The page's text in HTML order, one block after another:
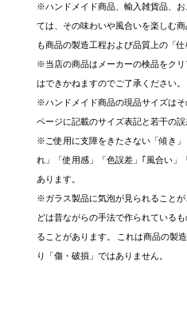
※ハンドメイド商品、輸入雑貨品、
ては、その味わいや風合いを楽しむ
も商品の製造工程および品質上の「仕
※当店の商品はメーカーの検品をク
はできかねますのでご了承ください。
※ハンドメイド商品の現品サイズは
ページに記載のサイズ表記と若干の誤
※ご使用に支障をきたさない「傾き
れ」「使用感」「色誤差」｢風合い」
あります。
※ガラス製品に気泡が見られること
どは昔ながらの手法で作られている
ることがあります。 これは商品の製
り「傷・破損」ではありません。